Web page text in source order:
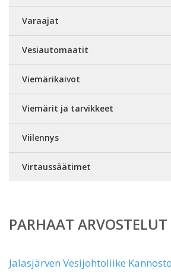
Varaajat
Vesiautomaatit
Viemärikaivot
Viemärit ja tarvikkeet
Viilennys
Virtaussäätimet
PARHAAT ARVOSTELUT
Jalasjärven Vesijohtoliike